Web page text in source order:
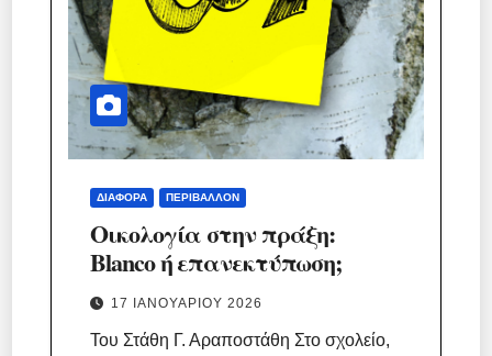
ΔΙΆΦΟΡΑ ΠΕΡΙΒΆΛΛΟΝ
Οικολογία στην πράξη:
Blanco ή επανεκτύπωση;
17 ΙΑΝΟΥΑΡΊΟΥ 2026
Του Στάθη Γ. Αραποστάθη Στο σχολείο,